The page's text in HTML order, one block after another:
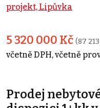
projekt, Lipůvka
5 320 000 Kč (87
včetně DPH, včetně
Prodej